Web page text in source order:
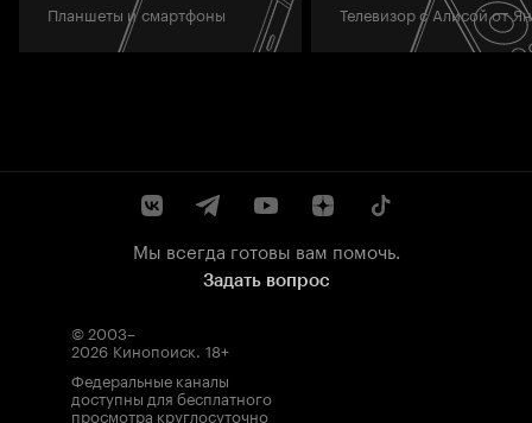
Планшеты и смартфоны Телевизор с Алисой от
Мы всегда готовы вам помочь.
Задать вопрос
© 2003–
2026 Кинопоиск. 18+
Федеральные каналы
доступны для бесплатного
просмотра круглосуточно